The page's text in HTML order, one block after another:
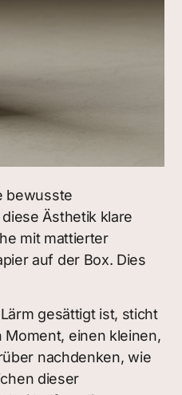
bewusste
Ästhetik klare
mit mattierter
auf der Box. Dies
gesättigt ist, sticht
einen kleinen,
nachdenken, wie
dieser